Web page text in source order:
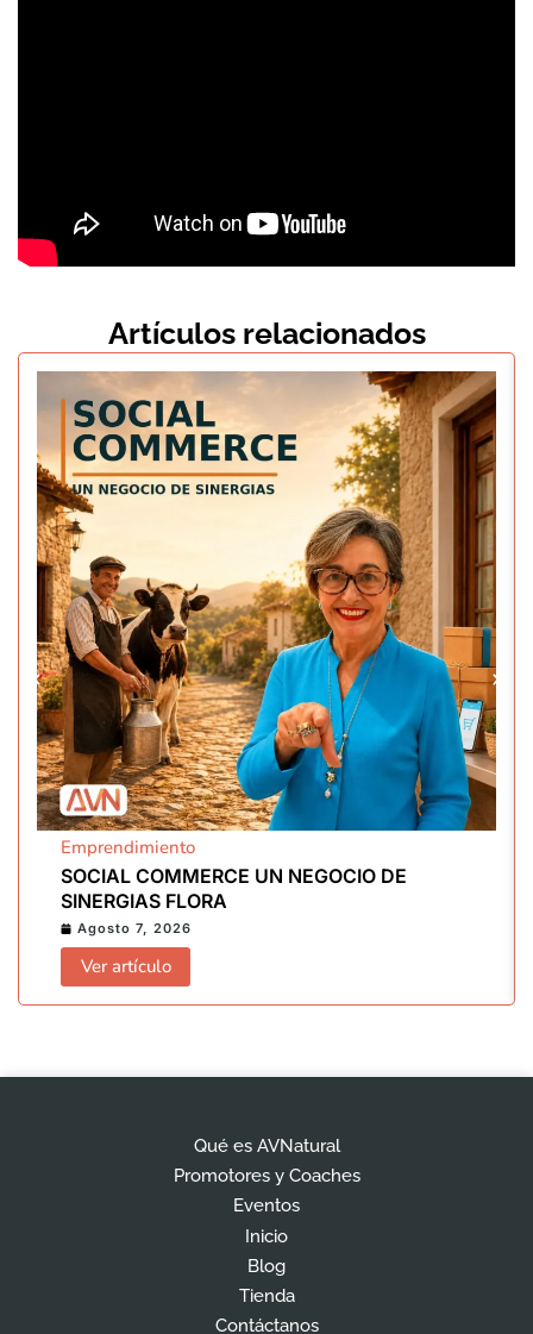
Artículos relacionados
Emprendimiento
SOCIAL COMMERCE UN NEGOCIO DE
SINERGIAS FLORA
Agosto 7, 2026
Ver artículo
Qué es AVNatural
Promotores y Coaches
Eventos
Inicio
Blog
Tienda
Contáctanos